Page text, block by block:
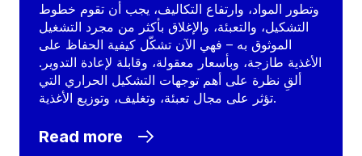
وتطور المواد، وارتفاع التكاليف، يجب أن تقوم خطوط
التشكيل، والتعبئة، والإغلاق بأكثر من مجرد التشغيل
الموثوق به – فهي الآن تشكّل كيفية الحفاظ على
الأغذية طازجة، وبأسعار معقولة، وقابلة لإعادة التدوير.
ألقِ نظرة على أهم توجهات التشكيل الحراري التي
تؤثر على مجال تعبئة، وتغليف، وتوزيع الأغذية.
Read more